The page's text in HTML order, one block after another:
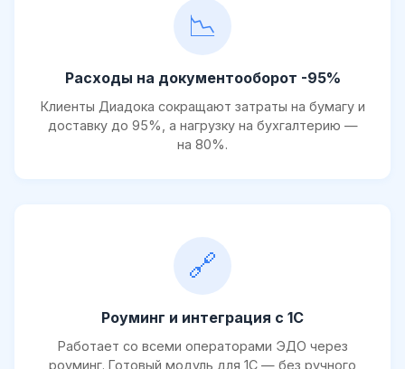
📉
Расходы на документооборот -95%
Клиенты Диадока сокращают затраты на бумагу и
доставку до 95%, а нагрузку на бухгалтерию —
на 80%.
🔗
Роуминг и интеграция с 1С
Работает со всеми операторами ЭДО через
роуминг. Готовый модуль для 1С — без ручного